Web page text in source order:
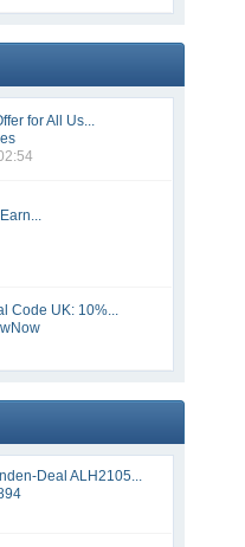
for All Us...
Code UK: 10%...
Deal ALH2105...